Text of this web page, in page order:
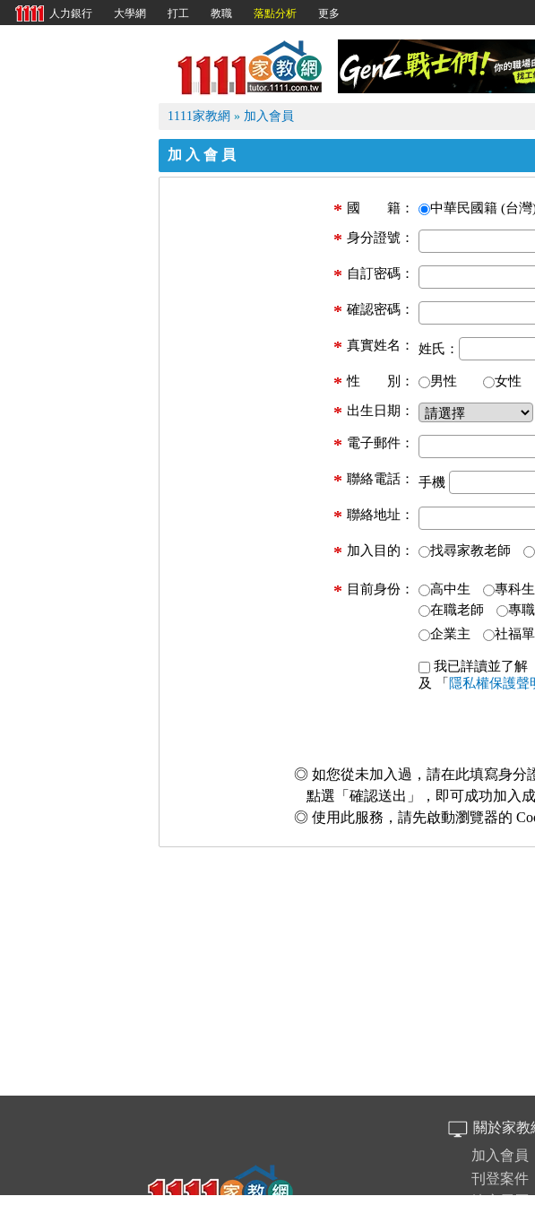
1111家教網 » 加入會員
加入會員
* 國 籍： 中華民國籍 (台灣
* 身分證號 ：
* 自訂密碼：
* 確認密碼：
* 真實姓名： 姓氏：
* 性 別： 男性 女性
* 出生日期：
* 電子郵件：
* 聯絡電話： 手機
* 聯絡地址：
* 加入目的： 找尋家教老師
* 目前身份： 高中生 專科生
在職老師
專
企業主
社福
我已詳讀並了解
及 「 隱私權保護聲
◎ 如您從未加入過，請在此填寫身分
點選「確認送出」，即可成功加入成
◎ 使用此服務，請先啟動瀏覽器的
關於家教
加入會員
刊登案件
人力銀行 大學網 打工 教職 落點分析 更多